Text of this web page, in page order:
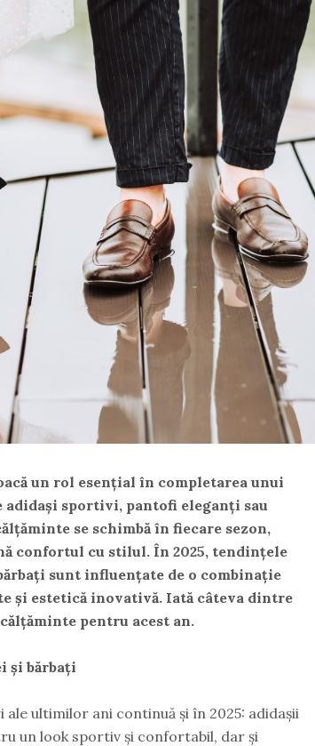
un rol esențial în completarea unui
sportivi, pantofi eleganți sau
se schimbă în fiecare sezon,
confortul cu stilul. În 2025, tendințele
sunt influențate de o combinație
estetică inovativă. Iată câteva dintre
pentru acest an.
și bărbați
ultimilor ani continuă și în 2025: adidașii
un look sportiv și confortabil, dar și